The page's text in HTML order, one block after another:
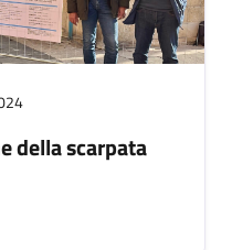
della scarpata